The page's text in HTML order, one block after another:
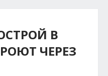
В
ЧЕРЕЗ